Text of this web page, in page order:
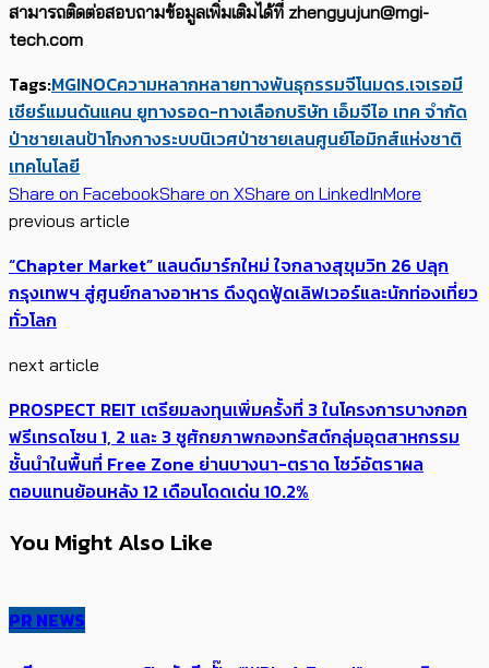
สามารถติดต่อสอบถามข้อมูลเพิ่มเติมได้ที่ zhengyujun@mgi-
tech.com
Tags:MGINOCความหลากหลายทางพันธุกรรมจีโนมดร.เจเรอมี
เชียร์แมนดันแคน ยูทางรอด-ทางเลือกบริษัท เอ็มจีไอ เทค จำกัด
ป่าชายเลนป้าโกงกางระบบนิเวศป่าชายเลนศูนย์โอมิกส์แห่งชาติ
เทคโนโลยี
Share on FacebookShare on XShare on LinkedInMore
previous article
“Chapter Market” แลนด์มาร์กใหม่ ใจกลางสุขุมวิท 26 ปลุก
กรุงเทพฯ สู่ศูนย์กลางอาหาร ดึงดูดฟู้ดเลิฟเวอร์และนักท่องเที่ยว
ทั่วโลก
next article
PROSPECT REIT เตรียมลงทุนเพิ่มครั้งที่ 3 ในโครงการบางกอก
ฟรีเทรดโซน 1, 2 และ 3 ชูศักยภาพกองทรัสต์กลุ่มอุตสาหกรรม
ชั้นนำในพื้นที่ Free Zone ย่านบางนา-ตราด โชว์อัตราผล
ตอบแทนย้อนหลัง 12 เดือนโดดเด่น 10.2%
You Might Also Like
PR NEWS